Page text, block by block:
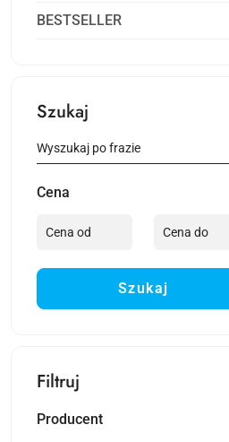
BESTSELLER
Szukaj
Cena
Szukaj
Filtruj
Producent